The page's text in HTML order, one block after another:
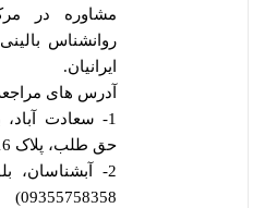
روانشناس
ایرانیان.
آدرس های
1- سعادت
حق طلب، پلاک 16، واحد 2
2- آبشناسان،
09355758358)